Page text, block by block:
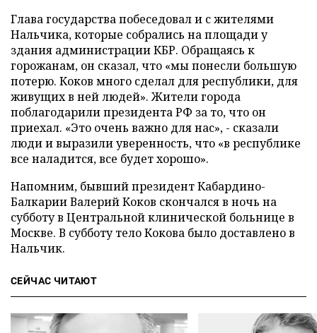
Глава государства побеседовал и с жителями
Нальчика, которые собрались на площади у
здания администрации КБР. Обращаясь к
горожанам, он сказал, что «мы понесли большую
потерю. Коков много сделал для республики, для
живущих в ней людей». Жители города
поблагодарили президента РФ за то, что он
приехал. «Это очень важно для нас», - сказали
люди и выразили уверенность, что «в республике
все наладится, все будет хорошо».
Напомним, бывший президент Кабардино-
Балкарии Валерий Коков скончался в ночь на
субботу в Центральной клинической больнице в
Москве. В субботу тело Кокова было доставлено в
Нальчик.
СЕЙЧАС ЧИТАЮТ